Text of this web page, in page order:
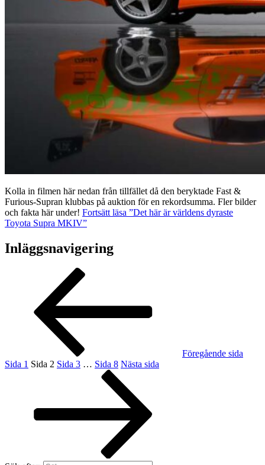
Kolla in filmen här nedan från tillfället då den beryktade Fast &
Furious-Supran klubbas på auktion för en rekordsumma. Fler bilder
och fakta här under! Fortsätt läsa ”Det här är världens dyraste
Toyota Supra MKIV”
Inläggsnavigering
Föregående sida
Sida 1 Sida 2 Sida 3 … Sida 8 Nästa sida